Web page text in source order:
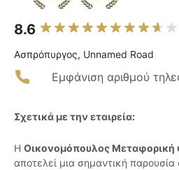
8.6
Ασπρόπυργος, Unnamed Road
Εμφάνιση αριθμού
Σχετικά με την εταιρεία:
Η Οικονομόπουλος Μεταφορική
αποτελεί μια σημαντική